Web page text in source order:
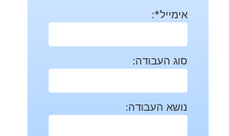
אימייל*:
סוג העבודה:
נושא העבודה: